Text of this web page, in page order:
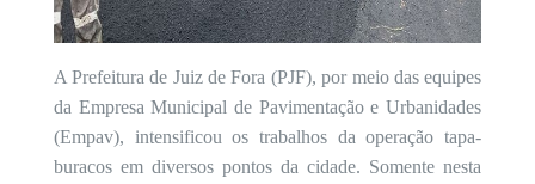
A Prefeitura de Juiz de Fora (PJF), por meio das equipes
da Empresa Municipal de Pavimentação e Urbanidades
(Empav), intensificou os trabalhos da operação tapa-
buracos em diversos pontos da cidade. Somente nesta